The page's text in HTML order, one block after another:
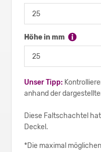
Höhe in mm
Unser Tipp:
anhand der
Diese Faltschachtel
Deckel.
*Die maximal